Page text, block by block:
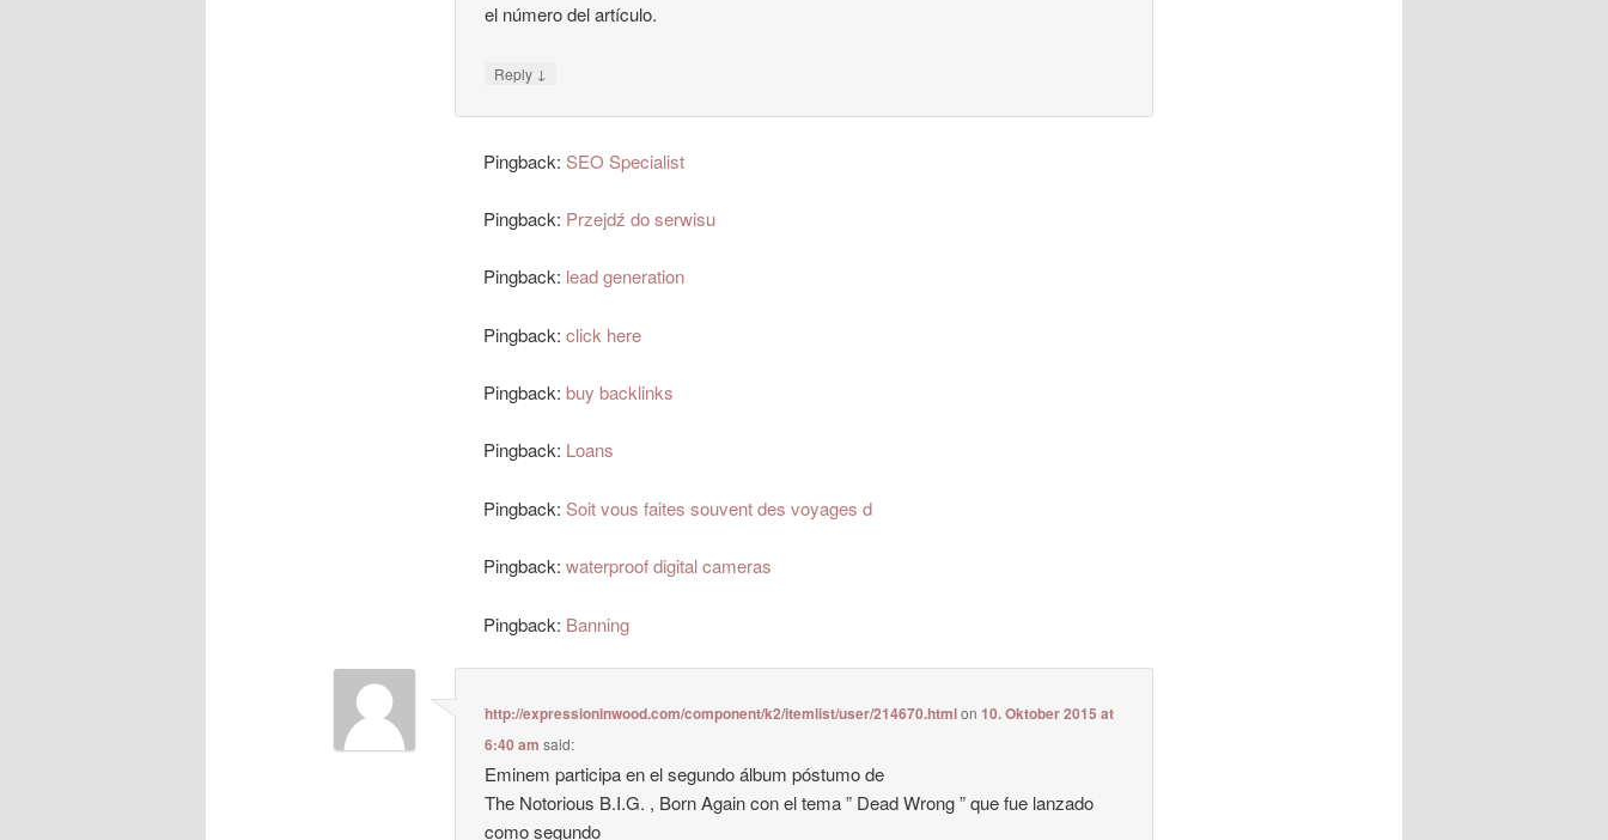
el número del artículo.
Reply ↓
Pingback: SEO Specialist
Pingback: Przejdź do serwisu
Pingback: lead generation
Pingback:click here
Pingback:buy backlinks
Pingback: Loans
Pingback: Soit vous faites souvent des voyages d
Pingback:waterproof digital cameras
Pingback: Banning
http://expressioninwood.com/component/k2/itemlist/user/214670.htmlon10. Oktober 2015 at
6:40 am said:
Eminem participa en el segundo álbum póstumo de
The Notorious B.I.G. , Born Again con el tema ” Dead Wrong ” que fue lanzado
como segundo